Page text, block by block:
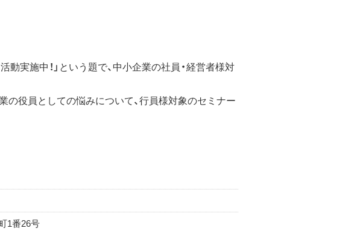
実施中！」という題で、中小企業の社員・経営者様対
の役員としての悩みについて、行員様対象のセミナー
1番26号